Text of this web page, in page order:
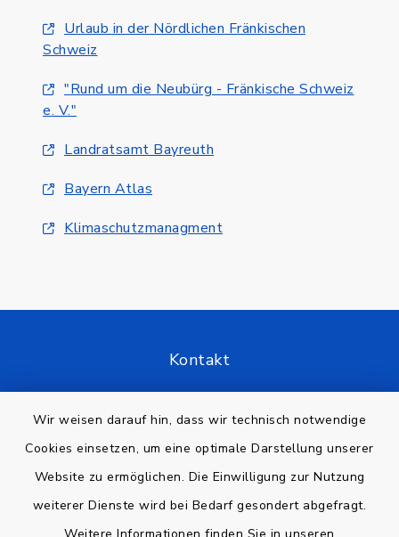
Wir weisen darauf hin, dass wir technisch notwendige
Cookies einsetzen, um eine optimale Darstellung unserer
Website zu ermöglichen. Die Einwilligung zur Nutzung
weiterer Dienste wird bei Bedarf gesondert abgefragt.
Urlaub in der Nördlichen Fränkischen
Schweiz
"Rund um die Neubürg - Fränkische Schweiz
e. V."
Landratsamt Bayreuth
Bayern Atlas
Klimaschutzmanagment
Kontakt
Datenschutz
Impressum